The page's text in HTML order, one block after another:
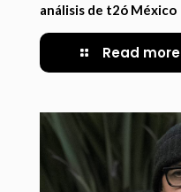
análisis de t2ó México
Read more